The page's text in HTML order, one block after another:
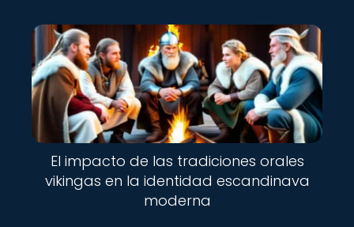
El impacto de las tradiciones orales
vikingas en la identidad escandinava
moderna